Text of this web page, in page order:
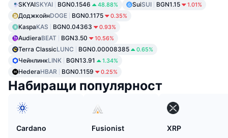
SKYAISKYAI BGN0.1546 48.88% SuiSUI BGN1.15 1.01%
ДоджкойнDOGE BGN0.1175 0.35%
KaspaKAS BGN0.04363 0.93%
AudieraBEAT BGN3.50 10.56%
Terra ClassicLUNC BGN0.00008385 0.65%
ЧейнлинкLINK BGN13.91 1.34%
HederaHBAR BGN0.1159 0.25%
Набиращи популярност
Cardano
Fusionist
XRP